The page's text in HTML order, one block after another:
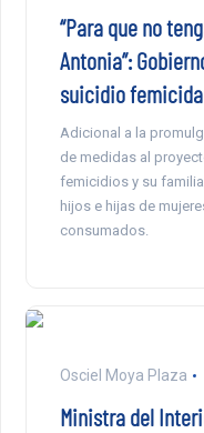
“Para que no
Antonia”:
suicidio femicida
Adicional a la
de medidas al
femicidios y su
hijos e hijas de
consumados.
Osciel Moya Plaza
Ministra del